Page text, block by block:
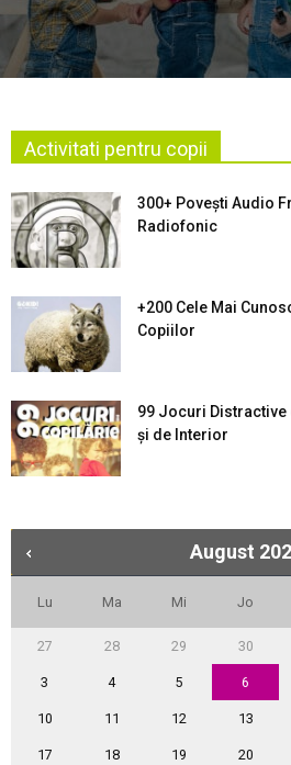
Activitati pentru copii
300+ Povești Audio
Radiofonic
+200 Cele Mai
Copiilor
99 Jocuri Distractive
şi de Interior
August
Lu Ma Mi Jo
27 28 29 30
3 4 5 6
10 11 12 13
17 18 19 20